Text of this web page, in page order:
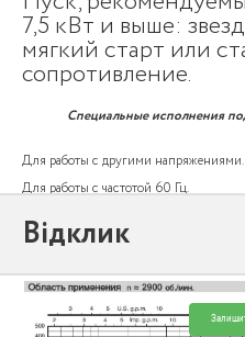
7,5 кВт и выше:
мягкий старт или
сопротивление.
Специальные исполнения
Для работы с другими напряжениями.
Для работы с частотой 60 Гц.
Двигатель FK.
Відклик